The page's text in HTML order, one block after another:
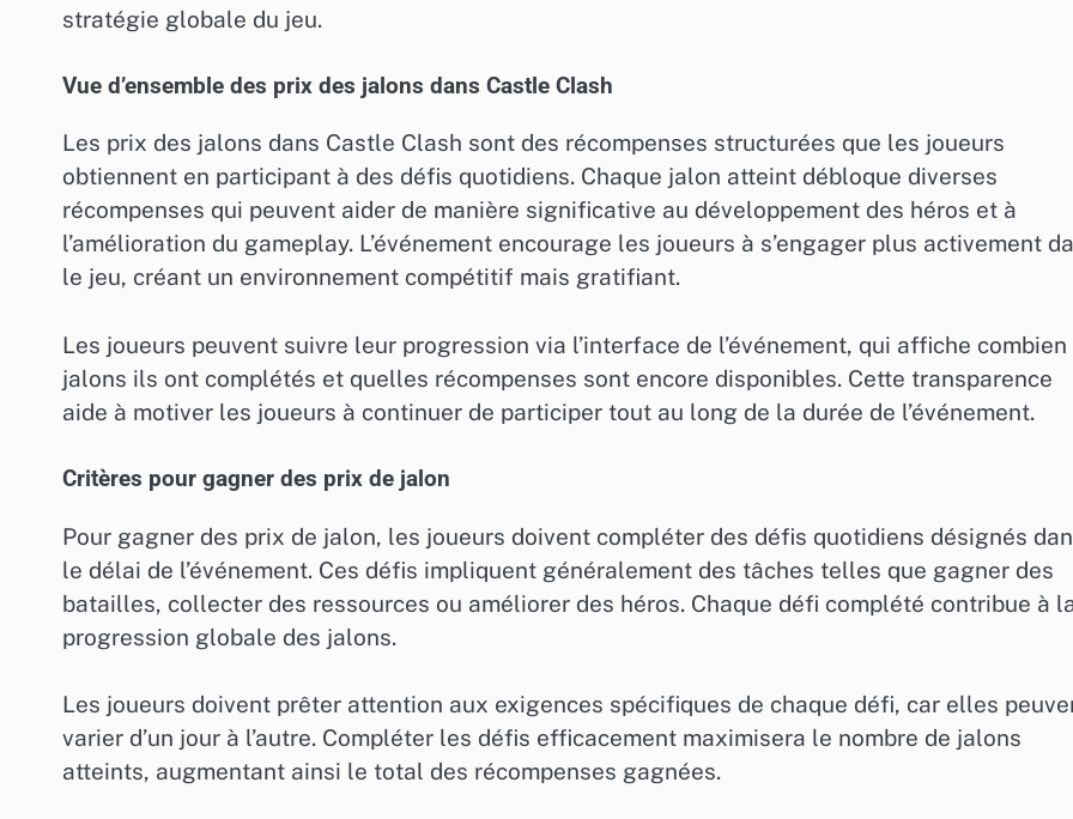
stratégie globale du jeu.
Vue d’ensemble des prix des jalons dans Castle Clash
Les prix des jalons dans Castle Clash sont des récompenses structurées que les joueurs
obtiennent en participant à des défis quotidiens. Chaque jalon atteint débloque diverses
récompenses qui peuvent aider de manière significative au développement des héros et à
l’amélioration du gameplay. L’événement encourage les joueurs à s’engager plus activement
le jeu, créant un environnement compétitif mais gratifiant.
Les joueurs peuvent suivre leur progression via l’interface de l’événement, qui affiche combien
jalons ils ont complétés et quelles récompenses sont encore disponibles. Cette transparence
aide à motiver les joueurs à continuer de participer tout au long de la durée de l’événement.
Critères pour gagner des prix de jalon
Pour gagner des prix de jalon, les joueurs doivent compléter des défis quotidiens désignés
le délai de l’événement. Ces défis impliquent généralement des tâches telles que gagner des
batailles, collecter des ressources ou améliorer des héros. Chaque défi complété contribue à
progression globale des jalons.
Les joueurs doivent prêter attention aux exigences spécifiques de chaque défi, car elles
varier d’un jour à l’autre. Compléter les défis efficacement maximisera le nombre de jalons
atteints, augmentant ainsi le total des récompenses gagnées.